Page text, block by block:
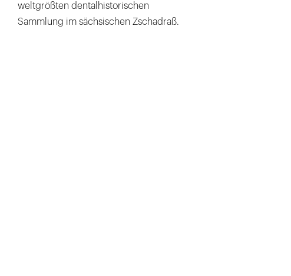
weltgrößten dentalhistorischen
Sammlung im sächsischen Zschadraß.